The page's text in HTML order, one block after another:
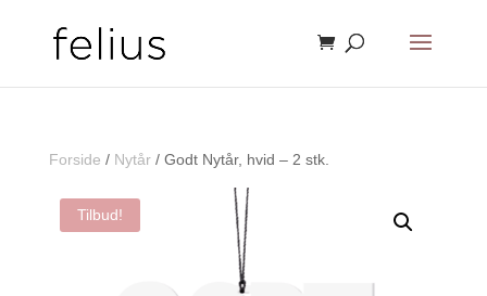
Forside / Nytår/ Godt Nytår, hvid – 2 stk.
Tilbud!